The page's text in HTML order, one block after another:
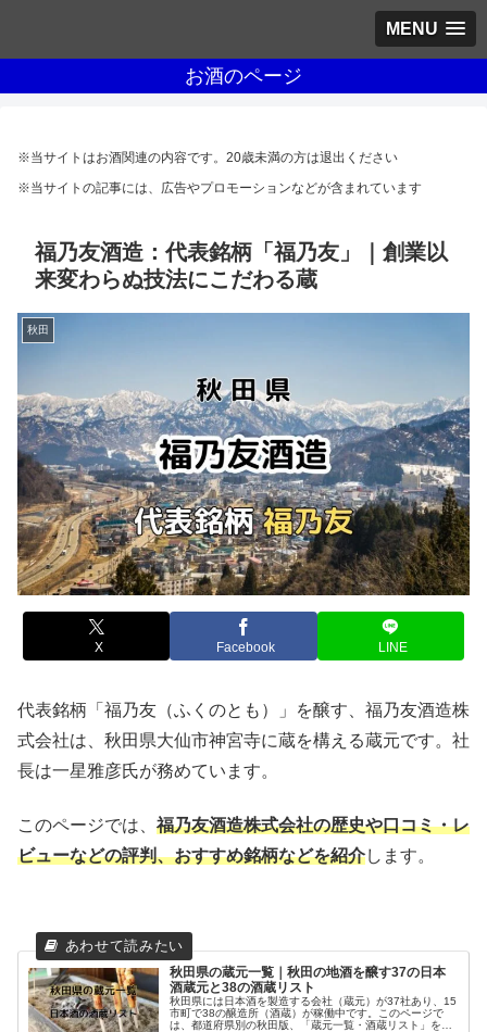
MENU
お酒のページ
※当サイトはお酒関連の内容です。20歳未満の方は退出ください
※当サイトの記事には、広告やプロモーションなどが含まれています
福乃友酒造：代表銘柄「福乃友」｜創業以
来変わらぬ技法にこだわる蔵
秋田
X Facebook LINE
代表銘柄「福乃友（ふくのとも）」を醸す、福乃友酒造株
式会社は、秋田県大仙市神宮寺に蔵を構える蔵元です。社
長は一星雅彦氏が務めています。
このページでは、 福乃友酒造株式会社の歴史や口コミ・レ
ビューなどの評判、おすすめ銘柄などを紹介します。
秋田県の蔵元一覧｜秋田の地酒を醸す37の日本
酒蔵元と38の酒蔵リスト
秋田県には日本酒を製造する会社（蔵元）が37社あり、15
市町で38の醸造所（酒蔵）が稼働中です。このページで
は、都道府県別の秋田版、「蔵元一覧・酒蔵リスト」を紹